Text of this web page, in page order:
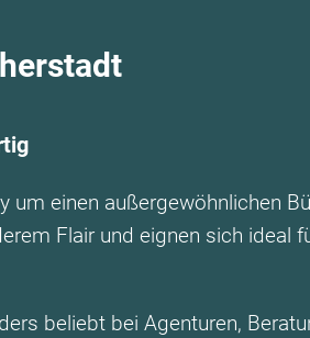
um einen außergewöhnlichen
Flair und eignen sich ideal
beliebt bei Agenturen,